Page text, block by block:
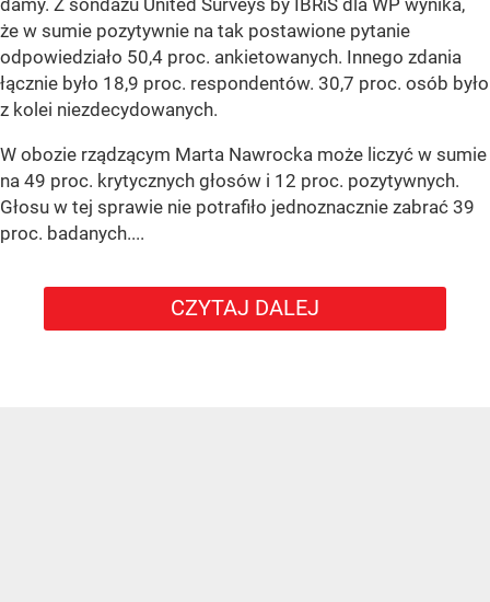
damy. Z sondażu United Surveys by IBRiS dla WP wynika,
że w sumie pozytywnie na tak postawione pytanie
odpowiedziało 50,4 proc. ankietowanych. Innego zdania
łącznie było 18,9 proc. respondentów. 30,7 proc. osób było
z kolei niezdecydowanych.
W obozie rządzącym Marta Nawrocka może liczyć w sumie
na 49 proc. krytycznych głosów i 12 proc. pozytywnych.
Głosu w tej sprawie nie potrafiło jednoznacznie zabrać 39
proc. badanych....
CZYTAJ DALEJ